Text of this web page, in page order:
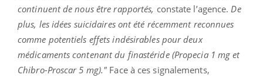
continuent de nous être rapportés, constate l’agence. De
plus, les idées suicidaires ont été récemment reconnues
comme potentiels effets indésirables pour deux
médicaments contenant du finastéride (Propecia 1 mg et
Chibro-Proscar 5 mg)." Face à ces signalements,